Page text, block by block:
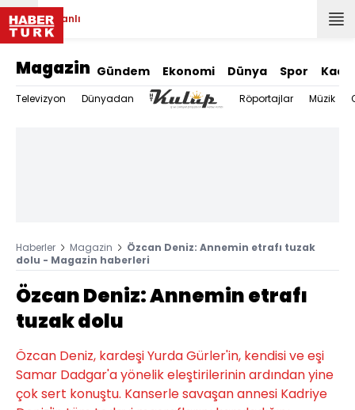
Canlı
Magazin Gündem Ekonomi Dünya Spor
Televizyon Dünyadan Röportajlar Müzik
Haberler Magazin
Özcan Deniz: Annemin etrafı tuzak
dolu - Magazin haberleri
Özcan Deniz: Annemin etrafı
tuzak dolu
Özcan Deniz, kardeşi Yurda Gürler'in, kendisi ve eşi
Samar Dadgar'a yönelik eleştirilerinin ardından yine
çok sert konuştu. Kanserle savaşan annesi Kadriye